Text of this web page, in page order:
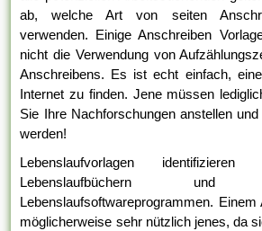
ab, welche Art von seiten
verwenden. Einige Anschreiben
nicht die Verwendung von
Anschreibens. Es ist echt einfach,
Internet zu finden. Jene müssen
Sie Ihre Nachforschungen anstellen
werden!
Lebenslaufvorlagen
Lebenslaufbüchern
Lebenslaufsoftwareprogrammen. Einem
möglicherweise sehr nützlich jenes, da